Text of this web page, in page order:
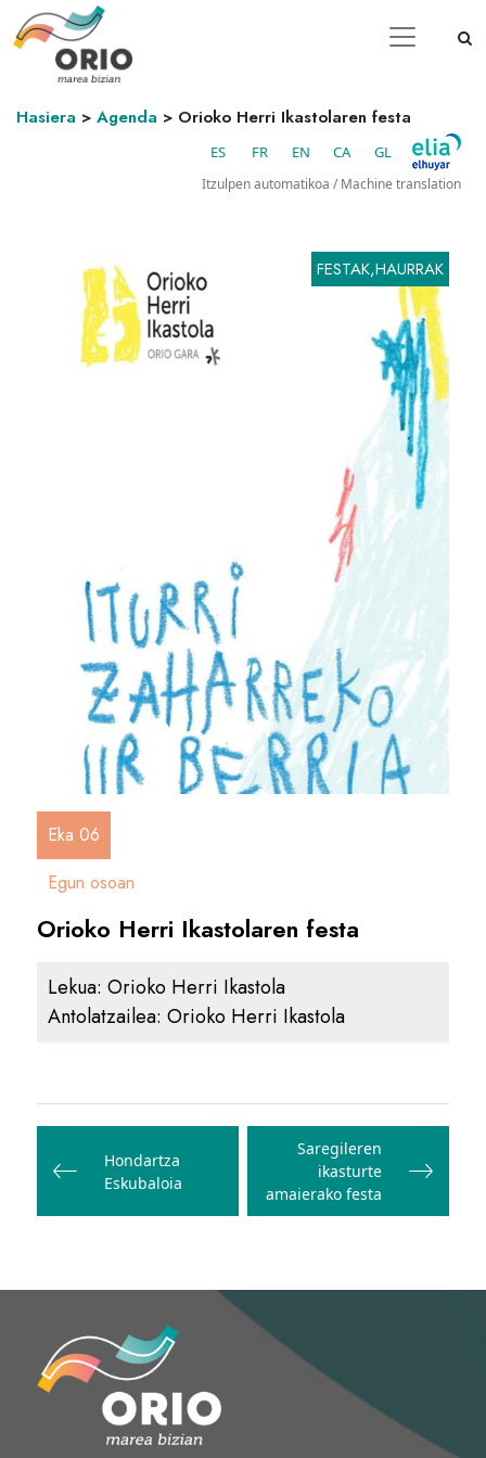
Hasiera > Agenda > Orioko Herri Ikastolaren festa
ES FR EN CA GL
Itzulpen automatikoa / Machine translation
FESTAK,HAURRAK
Eka 06
Egun osoan
Orioko Herri Ikastolaren festa
Lekua:Orioko Herri Ikastola
Antolatzailea:Orioko Herri Ikastola
Bidalketetan
zehar
nabigatu
Hondartza
Eskubaloia
Saregileren
ikasturte
amaierako festa